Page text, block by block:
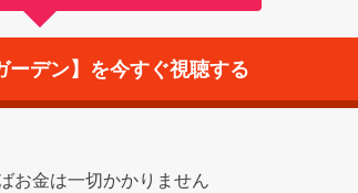
ーデン】を今すぐ視聴する
お金は一切かかりません